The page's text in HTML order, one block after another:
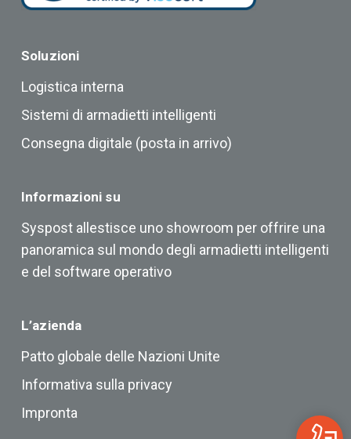
Soluzioni
Logistica interna
Sistemi di armadietti intelligenti
Consegna digitale (posta in arrivo)
Informazioni su
Syspost allestisce uno showroom per offrire una
panoramica sul mondo degli armadietti intelligenti
e del software operativo
L’azienda
Patto globale delle Nazioni Unite
Informativa sulla privacy
Impronta